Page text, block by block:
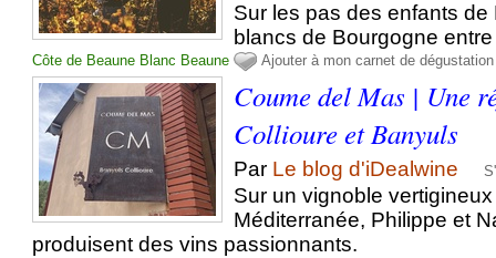
Sur les pas des enfants
blancs de Bourgogne
Côte de Beaune Blanc Beaune Ajouter à mon carnet de dégustation
Coume del Mas | Une
Collioure et Banyuls
Par Le blog d'iDealwine
Sur un vignoble
Méditerranée, Philippe et
produisent des vins passionnants.